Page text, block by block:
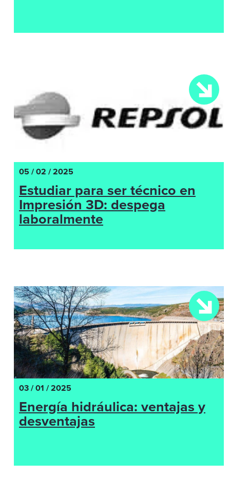
05 / 02 / 2025
Estudiar para ser técnico en
Impresión 3D: despega
laboralmente
03 / 01 / 2025
Energía hidráulica: ventajas y
desventajas